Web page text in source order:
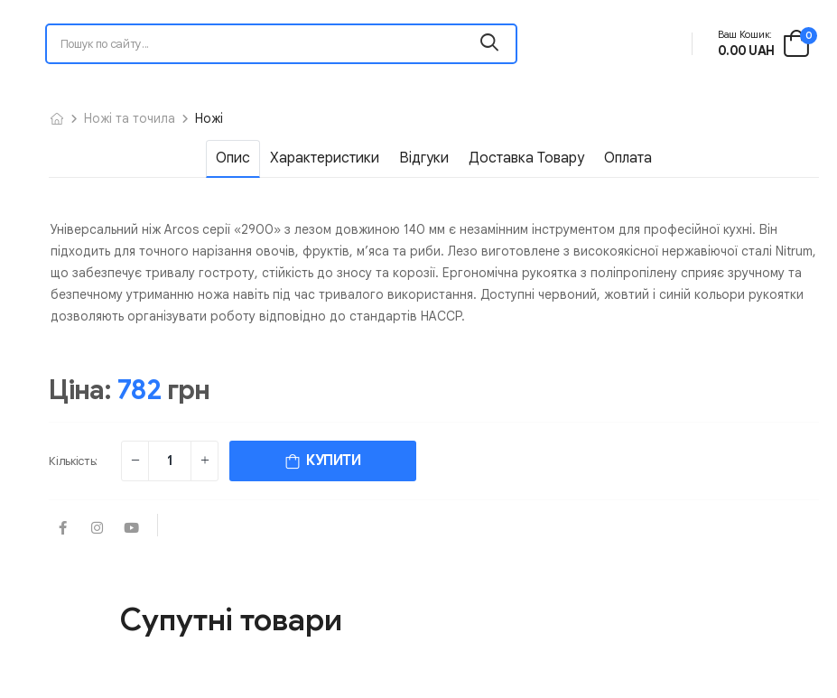
Ваш Кошик:
0.00 UAH
0
Ножі та точила Ножі
Опис Характеристики Відгуки Доставка Товару Оплата
Універсальний ніж Arcos серії «2900» з лезом довжиною 140 мм є незамінним інструментом для професійної кухні. Він
підходить для точного нарізання овочів, фруктів, м’яса та риби. Лезо виготовлене з високоякісної нержавіючої сталі Nitrum,
що забезпечує тривалу гостроту, стійкість до зносу та корозії. Ергономічна рукоятка з поліпропілену сприяє зручному та
безпечному утриманню ножа навіть під час тривалого використання. Доступні червоний, жовтий і синій кольори рукоятки
дозволяють організувати роботу відповідно до стандартів HACCP.
Ціна: 782 грн
Кількість: КУПИТИ
Супутні товари